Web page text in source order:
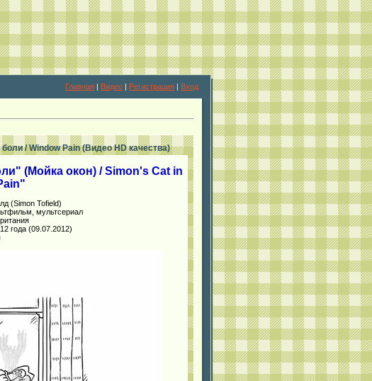
Главная | Видео | Регистрация | Вход
/ Window Pain (Видео HD качества)
(Мойка окон) / Simon's Cat in
(Simon Tofield)
мультсериал
года (09.07.2012)